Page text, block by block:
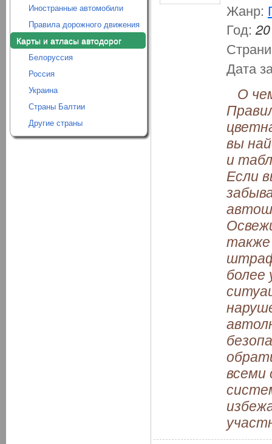
Иностранные автомобили
Правила дорожного движения
Карты и атласы автодорог
Белоруссия
Россия
Украина
Страны Балтии
Другие страны
Жанр:
Год:
Дата
О
вы
и
Если
также
более